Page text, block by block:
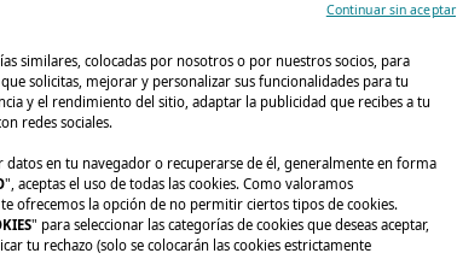
similares, colocadas por nosotros o por nuestros socios, para
solicitas, mejorar y personalizar sus funcionalidades para tu
y el rendimiento del sitio, adaptar la publicidad que recibes a tu
redes sociales.
datos en tu navegador o recuperarse de él, generalmente en forma
", aceptas el uso de todas las cookies. Como valoramos
ofrecemos la opción de no permitir ciertos tipos de cookies.
" para seleccionar las categorías de cookies que deseas aceptar,
tu rechazo (solo se colocarán las cookies estrictamente
Continuar sin aceptar